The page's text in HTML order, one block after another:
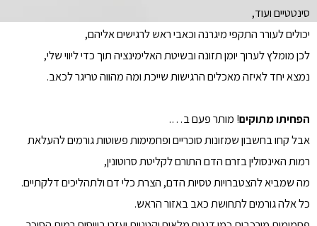
סינטטיים ועוד,
יכולים לעורר התקפי מיגרנה וכאבי ראש לרגישים אליהם,
לכן מומלץ לערוך יומן תזונה ובשיטת האלימינציה תוך כדי ליווי שלי,
נמצא יחד לאיזה מאכלים הרגישות שייכת ומה מהווה טריגר לכאב.
הפחיתו מתוקים! מותר פעם ב….
אבל קחו בחשבון שמזונות סוכריים ופחמימות פשוטות גורמים להעלאת
רמות האינסולין בזרם הדם התורם לקליטת סרוטונין,
מה שמביא להצטברויות טסיות הדם, הצרת כלי דם ולתהליכים דלקתיים.
כל אלה גורמים לתחושת כאב באזור הראש.